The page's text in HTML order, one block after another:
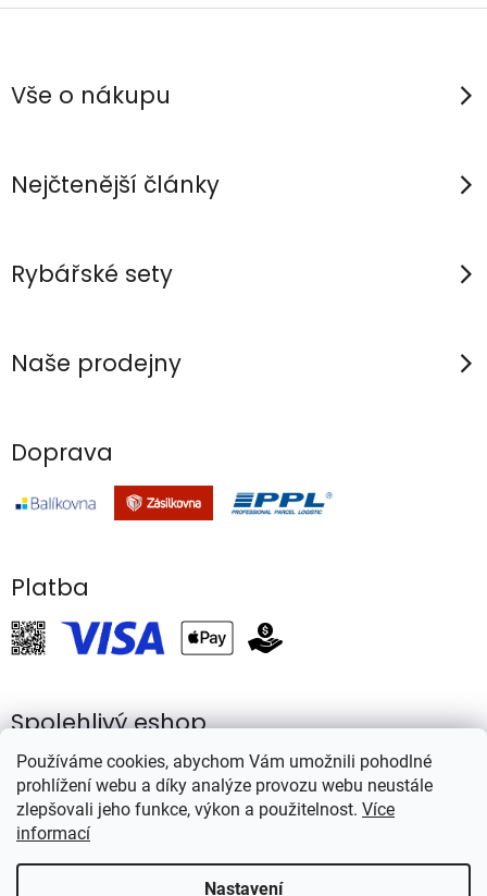
Používáme cookies, abychom Vám umožnili pohodlné
prohlížení webu a díky analýze provozu webu neustále
zlepšovali jeho funkce, výkon a použitelnost. Více
informací
Nastavení
Z
pVše o nákupu
Nejčtenější články
Rybářské sety
Naše prodejny
Doprava
Platba
Spolehlivý eshop
Vytvořil Shoptet